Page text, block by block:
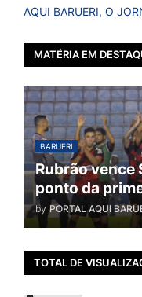
AQUI BARUERI, O
MATÉRIA EM
BARUERI
Rubrão vence
ponto da
by PORTAL AQUI
TOTAL DE